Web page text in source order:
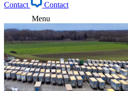
Contact
Contact
Menu